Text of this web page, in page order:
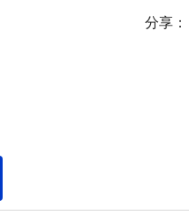
分享：